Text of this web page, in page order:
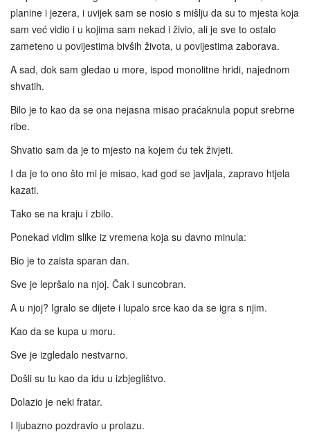
planine i jezera, i uvijek sam se nosio s mišlju da su to mjesta koja
sam već vidio i u kojima sam nekad i živio, ali je sve to ostalo
zameteno u povijestima bivših života, u povijestima zaborava.
A sad, dok sam gledao u more, ispod monolitne hridi, najednom
shvatih.
Bilo je to kao da se ona nejasna misao praćaknula poput srebrne
ribe.
Shvatio sam da je to mjesto na kojem ću tek živjeti.
I da je to ono što mi je misao, kad god se javljala, zapravo htjela
kazati.
Tako se na kraju i zbilo.
Ponekad vidim slike iz vremena koja su davno minula:
Bio je to zaista sparan dan.
Sve je lepršalo na njoj. Čak i suncobran.
A u njoj? Igralo se dijete i lupalo srce kao da se igra s njim.
Kao da se kupa u moru.
Sve je izgledalo nestvarno.
Došli su tu kao da idu u izbjeglištvo.
Dolazio je neki fratar.
I ljubazno pozdravio u prolazu.